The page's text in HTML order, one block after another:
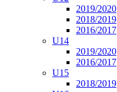
2019/2020
2018/2019
2016/2017
U14
2019/2020
2016/2017
U15
2018/2019